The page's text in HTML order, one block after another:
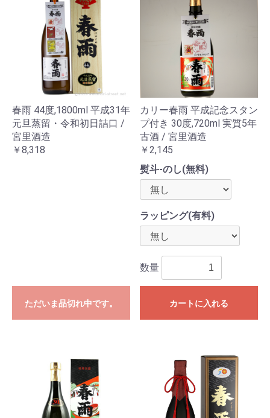
春雨 44度,1800ml 平成31年
元旦蒸留・令和初日詰口 /
宮里酒造
￥8,318
ただいま品切れ中です。
カリー春雨 平成記念スタン
プ付き 30度,720ml 実質5年
古酒 / 宮里酒造
￥2,145
熨斗-のし(無料)
ラッピング(有料)
数量
カートに入れる